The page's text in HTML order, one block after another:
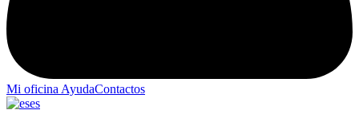
Mi oficina AyudaContactos
es